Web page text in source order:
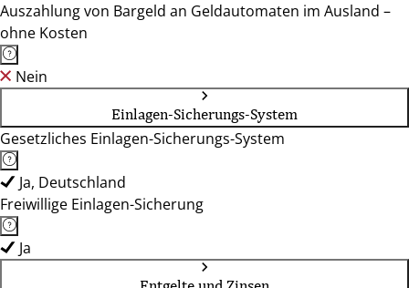
Auszahlung von Bargeld an Geldautomaten im Ausland –
ohne Kosten
Nein
Einlagen-Sicherungs-System
Gesetzliches Einlagen-Sicherungs-System
Ja, Deutschland
Freiwillige Einlagen-Sicherung
Ja